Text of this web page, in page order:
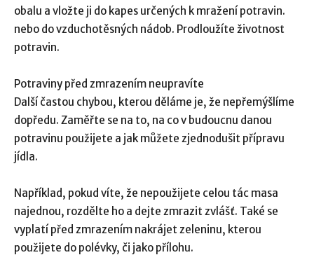
obalu a vložte ji do kapes určených k mražení potravin.
nebo do vzduchotěsných nádob. Prodloužíte životnost
potravin.
Potraviny před zmrazením neupravíte
Další častou chybou, kterou děláme je, že nepřemýšlíme
dopředu. Zaměřte se na to, na co v budoucnu danou
potravinu použijete a jak můžete zjednodušit přípravu
jídla.
Například, pokud víte, že nepoužijete celou tác masa
najednou, rozdělte ho a dejte zmrazit zvlášť. Také se
vyplatí před zmrazením nakrájet zeleninu, kterou
použijete do polévky, či jako přílohu.